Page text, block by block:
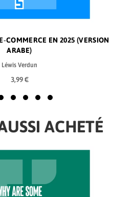
EN 2025 (VERSION
ARABE)
Léwis Verdun
3,99 €
ACHETÉ